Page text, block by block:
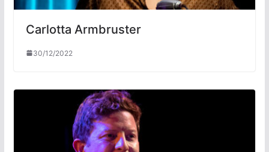
Carlotta Armbruster
30/12/2022